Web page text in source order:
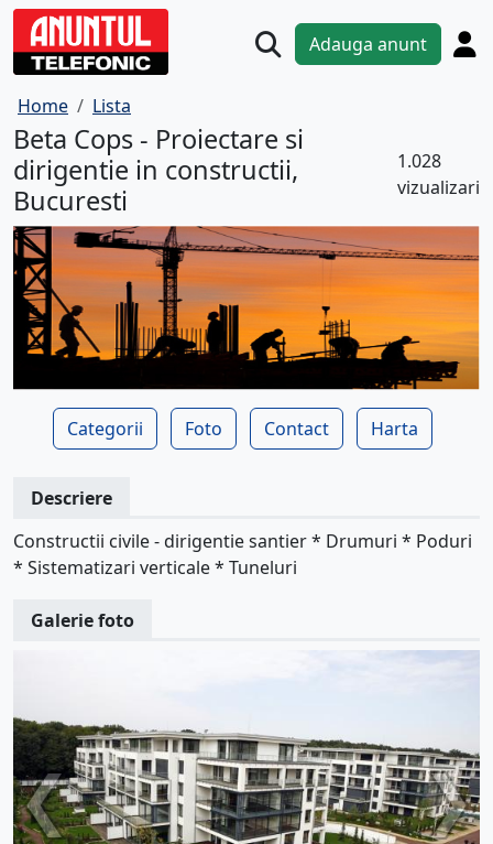
Adauga anunt
Home Lista
Beta Cops - Proiectare si
dirigentie in constructii,
Bucuresti
1.028
vizualizari
Categorii Foto Contact Harta
Descriere
Constructii civile - dirigentie santier * Drumuri * Poduri
* Sistematizari verticale * Tuneluri
Galerie foto